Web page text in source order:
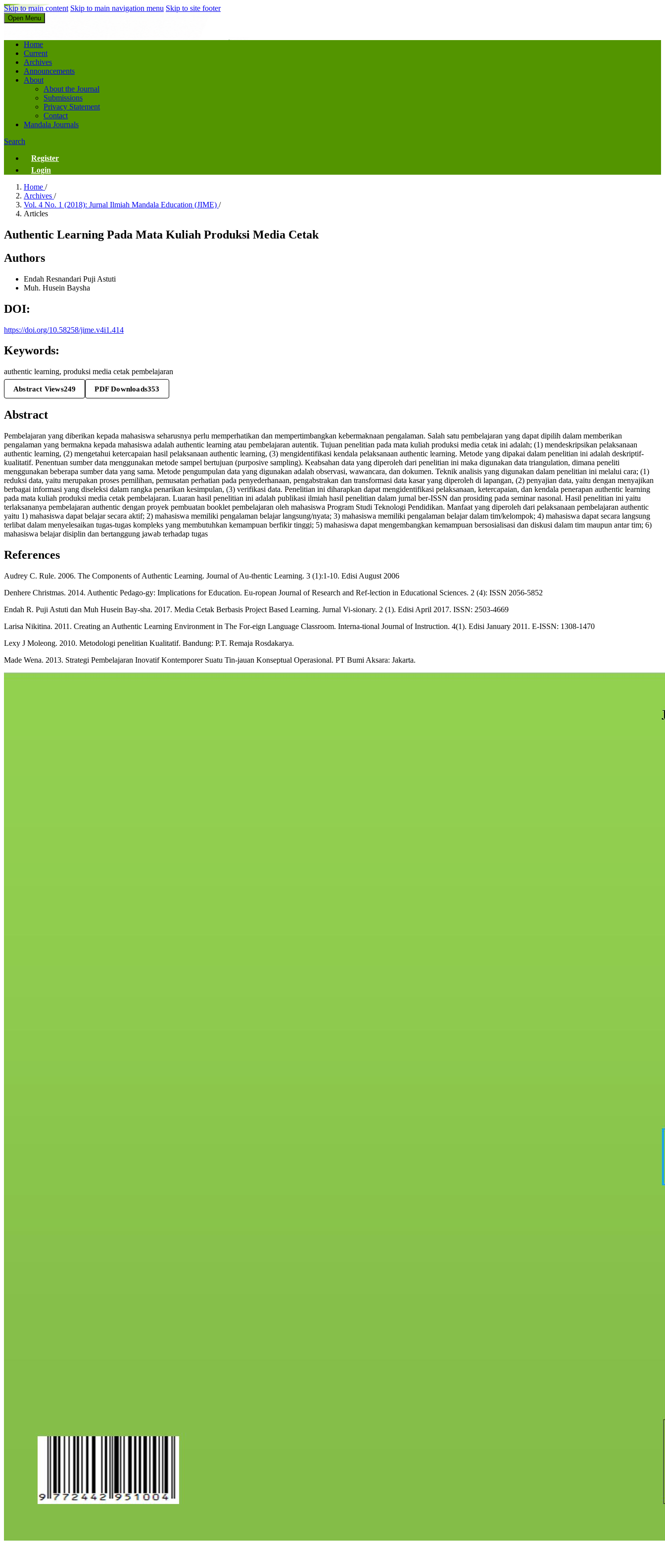
Skip to main content Skip to main navigation menu Skip to site footer
Open Menu
Home
Current
Archives
Announcements
About
About the Journal
Submissions
Privacy Statement
Contact
Mandala Journals
Search
Register
Login
Home /
Archives /
Vol. 4 No. 1 (2018): Jurnal Ilmiah Mandala Education (JIME) /
Articles
Authentic Learning Pada Mata Kuliah Produksi Media Cetak
Authors
Endah Resnandari Puji Astuti
Muh. Husein Baysha
DOI:
https://doi.org/10.58258/jime.v4i1.414
Keywords:
authentic learning, produksi media cetak pembelajaran
Abstract Views249 PDF Downloads353
Abstract
Pembelajaran yang diberikan kepada mahasiswa seharusnya perlu memperhatikan dan mempertimbangkan kebermaknaan pengalaman. Salah satu pembelajaran yang dapat dipilih dalam memberikan
pengalaman yang bermakna kepada mahasiswa adalah authentic learning atau pembelajaran autentik. Tujuan penelitian pada mata kuliah produksi media cetak ini adalah; (1) mendeskripsikan pelaksanaan
authentic learning, (2) mengetahui ketercapaian hasil pelaksanaan authentic learning, (3) mengidentifikasi kendala pelaksanaan authentic learning. Metode yang dipakai dalam penelitian ini adalah deskriptif-
kualitatif. Penentuan sumber data menggunakan metode sampel bertujuan (purposive sampling). Keabsahan data yang diperoleh dari penelitian ini maka digunakan data triangulation, dimana peneliti
menggunakan beberapa sumber data yang sama. Metode pengumpulan data yang digunakan adalah observasi, wawancara, dan dokumen. Teknik analisis yang digunakan dalam penelitian ini melalui cara; (1)
reduksi data, yaitu merupakan proses pemilihan, pemusatan perhatian pada penyederhanaan, pengabstrakan dan transformasi data kasar yang diperoleh di lapangan, (2) penyajian data, yaitu dengan menyajikan
berbagai informasi yang diseleksi dalam rangka penarikan kesimpulan, (3) verifikasi data. Penelitian ini diharapkan dapat mengidentifikasi pelaksanaan, ketercapaian, dan kendala penerapan authentic learning
pada mata kuliah produksi media cetak pembelajaran. Luaran hasil penelitian ini adalah publikasi ilmiah hasil penelitian dalam jurnal ber-ISSN dan prosiding pada seminar nasonal. Hasil penelitian ini yaitu
terlaksananya pembelajaran authentic dengan proyek pembuatan booklet pembelajaran oleh mahasiswa Program Studi Teknologi Pendidikan. Manfaat yang diperoleh dari pelaksanaan pembelajaran authentic
yaitu 1) mahasiswa dapat belajar secara aktif; 2) mahasiswa memiliki pengalaman belajar langsung/nyata; 3) mahasiswa memiliki pengalaman belajar dalam tim/kelompok; 4) mahasiswa dapat secara langsung
terlibat dalam menyelesaikan tugas-tugas kompleks yang membutuhkan kemampuan berfikir tinggi; 5) mahasiswa dapat mengembangkan kemampuan bersosialisasi dan diskusi dalam tim maupun antar tim; 6)
mahasiswa belajar disiplin dan bertanggung jawab terhadap tugas
References
Audrey C. Rule. 2006. The Components of Authentic Learning. Journal of Au-thentic Learning. 3 (1):1-10. Edisi August 2006
Denhere Christmas. 2014. Authentic Pedago-gy: Implications for Education. Eu-ropean Journal of Research and Ref-lection in Educational Sciences. 2 (4): ISSN 2056-5852
Endah R. Puji Astuti dan Muh Husein Bay-sha. 2017. Media Cetak Berbasis Project Based Learning. Jurnal Vi-sionary. 2 (1). Edisi April 2017. ISSN: 2503-4669
Larisa Nikitina. 2011. Creating an Authentic Learning Environment in The For-eign Language Classroom. Interna-tional Journal of Instruction. 4(1). Edisi January 2011. E-ISSN: 1308-1470
Lexy J Moleong. 2010. Metodologi penelitian Kualitatif. Bandung: P.T. Remaja Rosdakarya.
Made Wena. 2013. Strategi Pembelajaran Inovatif Kontemporer Suatu Tin-jauan Konseptual Operasional. PT Bumi Aksara: Jakarta.